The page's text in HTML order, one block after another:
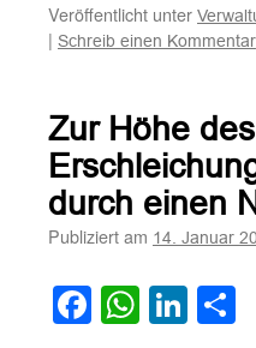
Veröffentlicht unter
| Schreib einen Kommentar
Zur Höhe
durch einen
Publiziert am 14. Januar
Facebook